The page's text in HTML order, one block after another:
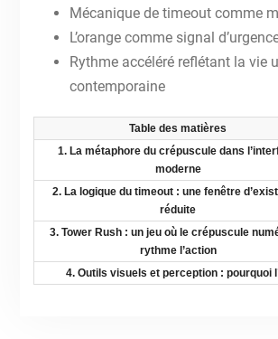
Mécanique de timeout comme
L’orange comme signal
Rythme accéléré reflétant la vie
contemporaine
Table des matières
1. La métaphore du crépuscule dans
moderne
2. La logique du timeout : une fenêtre
réduite
3. Tower Rush : un jeu où le crépuscule
rythme l’action
4. Outils visuels et perception : pourquoi